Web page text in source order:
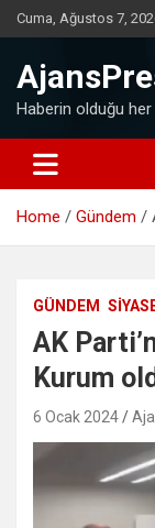
Skip
to
Cuma, Ağustos 7,
Haberin olduğu
Home Gündem
GÜNDEM
AK
Kurum
6 Ocak 2024